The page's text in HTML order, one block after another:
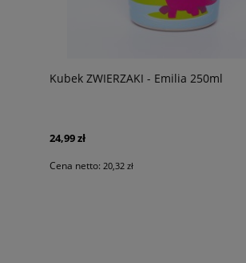
Kubek ZWIERZAKI - Emilia 250ml
24,99 zł
Cena netto: 20,32 zł